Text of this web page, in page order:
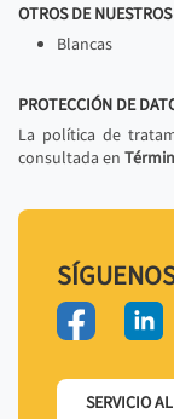
OTROS DE
Blancas
PROTECCIÓN DE
La política de
consultada en
SERVICIO